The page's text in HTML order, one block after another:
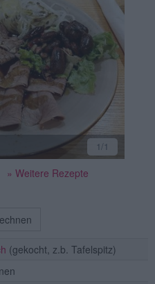
1/1
» Weitere Rezepte
(gekocht, z.b. Tafelspitz)